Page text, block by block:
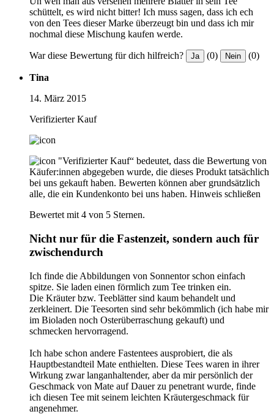
schüttelt, es wird nicht bitter! Ich muss sagen, dass ich ech
von den Tees dieser Marke überzeugt bin und dass ich mir
nochmal diese Mischung kaufen werde.
War diese Bewertung für dich hilfreich? Ja (0) Nein (0)
Tina
14. März 2015
Verifizierter Kauf
"Verifizierter Kauf“ bedeutet, dass die Bewertung von
Käufer:innen abgegeben wurde, die dieses Produkt tatsächlich
bei uns gekauft haben. Bewerten können aber grundsätzlich
alle, die ein Kundenkonto bei uns haben. Hinweis schließen
Bewertet mit 4 von 5 Sternen.
Nicht nur für die Fastenzeit, sondern auch für
zwischendurch
Ich finde die Abbildungen von Sonnentor schon einfach
spitze. Sie laden einen förmlich zum Tee trinken ein.
Die Kräuter bzw. Teeblätter sind kaum behandelt und
zerkleinert. Die Teesorten sind sehr bekömmlich (ich habe mir
im Bioladen noch Osterüberraschung gekauft) und
schmecken hervorragend.
Ich habe schon andere Fastentees ausprobiert, die als
Hauptbestandteil Mate enthielten. Diese Tees waren in ihrer
Wirkung zwar langanhaltender, aber da mir persönlich der
Geschmack von Mate auf Dauer zu penetrant wurde, finde
ich diesen Tee mit seinem leichten Kräutergeschmack für
angenehmer.